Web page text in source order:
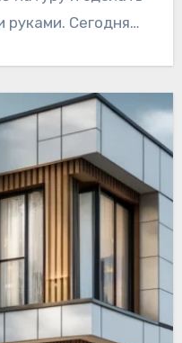
руками. Сегодня…